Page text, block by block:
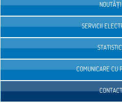
NOUTĂȚI
SERVICII
COMUNICARE CU
CONTACT